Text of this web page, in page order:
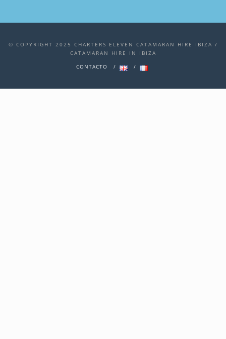
© COPYRIGHT 2025 CHARTERS ELEVEN CATAMARAN HIRE IBIZA /
CATAMARAN HIRE IN IBIZA
CONTACTO